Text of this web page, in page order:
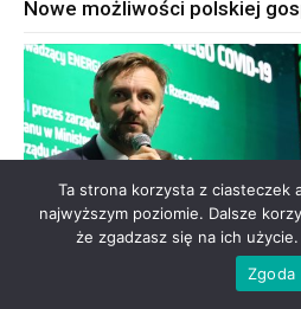
Nowe możliwości polskiej
Ta strona korzysta z ciasteczek
najwyższym poziomie. Dalsze
że zgadzasz się na ich użycie.
Zgoda